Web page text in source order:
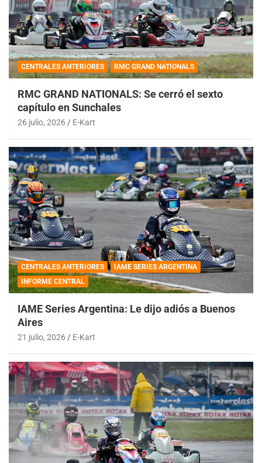
CENTRALES ANTERIORES RMC GRAND NATIONALS
RMC GRAND NATIONALS: Se cerró el sexto
capítulo en Sunchales
26 julio, 2026 E-Kart
CENTRALES ANTERIORES
IAME SERIES ARGENTINA
INFORME CENTRAL
IAME Series Argentina: Le dijo adiós a Buenos
Aires
21 julio, 2026 E-Kart